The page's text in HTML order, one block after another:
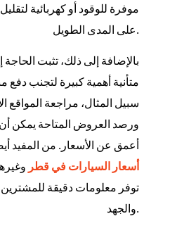
موفرة للوقود أو كهربائية
بالإضافة إلى ذلك، تثبت الحاجة
متأنية أهمية كبيرة لتجنب دفع
سبيل المثال، مراجعة المواقع
ورصد العروض المتاحة يمكن
أعمق عن الأسعار. من المفيد
أسعار السيارات في قطر
توفر معلومات دقيقة
والجهد.